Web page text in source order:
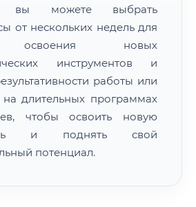
вы можете выбрать
от нескольких недель для
освоения новых
инструментов и
работы или
на длительных программах
чтобы освоить новую
и поднять свой
потенциал.